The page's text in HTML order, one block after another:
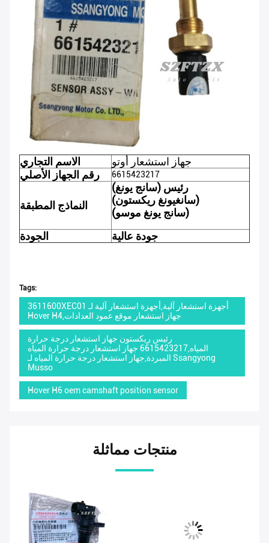
الاسم التجاري
جهاز استشعار أوتو
رقم الجهاز الأصلي
6615423217
النماذج المطبقة
رئيس (سانج يونغ)
(سانغيونغ ريكستون)
(سانج يونغ موسو)
الجودة
جودة عالية
Tags:
3611600XEC01 أجهزة استشعار آلية,أجهزة استشعار آلية لـ
Hover H4,جهاز استشعار موقع عمود العدادات
رئيس ريكستون جهاز استشعار درجة حرارة
المياه,6615423217 جهاز استشعار درجة حرارة المياه
المبردة,جهاز استشعار درجة حرارة المياه لـ Ssangyong
Musso
Hover H6 oem camshaft position sensor
منتجات مماثلة